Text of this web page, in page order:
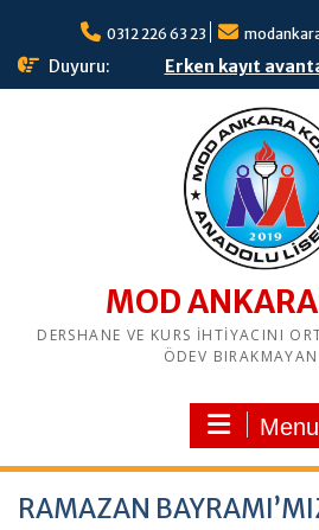
p
0312 226 63 23
Duyuru: Erken kayıt
MOD ANKARA
DERSHANE VE KURS İHTİYACINI
ÖDEV
Menu
RAMAZAN